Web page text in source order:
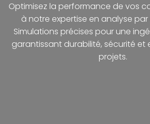
Optimisez la performance de vos
à notre expertise en analyse par
Simulations précises pour une
garantissant durabilité, sécurité et
projets.